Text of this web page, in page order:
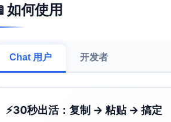
优先级评估：业务关键（最高优先级）
件向下游（风控反馈、成交推送、账务
量化指标：
撮合吞吐：稳态≥500,000 笔/分钟
撮合入口队列最大积压长度：在稳态
如何使用
Chat 用户 开发者
⚡30秒出活：复制 → 粘贴 → 搞定